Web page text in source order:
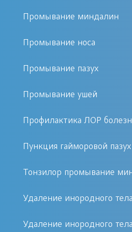
диагностических процедур:
Эндоскопия. Метод
объективно
осуществления
зонд, снабженный
В результате осмотра,
монитора для
Промывание миндалин
Промывание носа
Промывание пазух
Промывание ушей
Профилактика ЛОР
Пункция гайморовой
Тонзилор промывание
Удаление инородного
Удаление инородного